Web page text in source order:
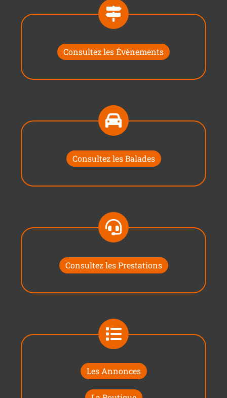
Consultez les Évènements
Consultez les Balades
Consultez les Prestations
Les Annonces